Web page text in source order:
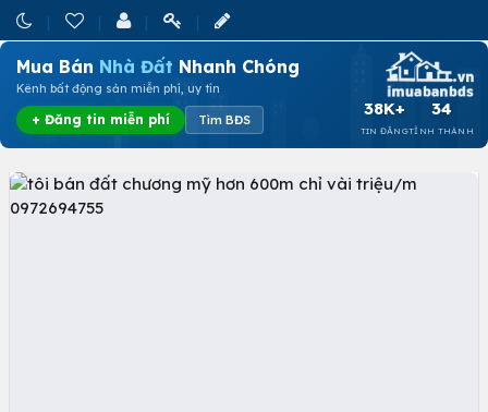
Mua Bán Nhà Đất Nhanh Chóng
Kênh bất động sản miễn phí, uy tín
+ Đăng tin miễn phí Tìm BĐS
38K+
TIN ĐĂNG
34
TỈNH THÀNH